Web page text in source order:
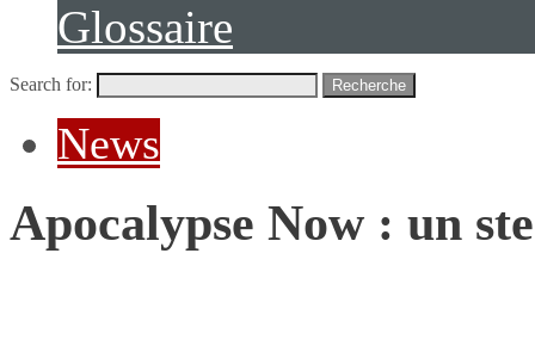
Glossaire
Search for: Recherche
News
Apocalypse Now : un